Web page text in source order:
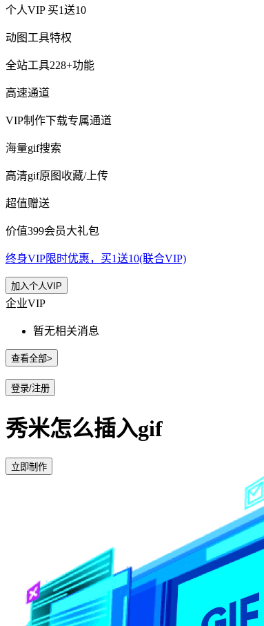
个人VIP 买1送10
动图工具特权
全站工具228+功能
高速通道
VIP制作下载专属通道
海量gif搜索
高清gif原图收藏/上传
超值赠送
价值399会员大礼包
终身VIP限时优惠，买1送10(联合VIP)
加入个人VIP
企业VIP
暂无相关消息
查看全部>
登录/注册
秀米怎么插入gif
立即制作